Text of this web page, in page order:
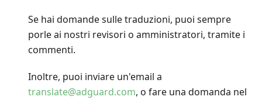
Se hai domande sulle traduzioni, puoi sempre
porle ai nostri revisori o amministratori, tramite i
commenti.
Inoltre, puoi inviare un'email a
translate@adguard.com, o fare una domanda nel